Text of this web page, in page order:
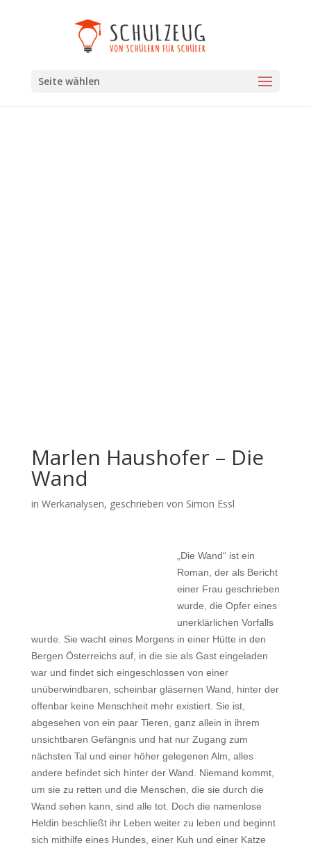
Seite wählen
Marlen Haushofer – Die
Wand
in Werkanalysen, geschrieben von Simon Essl
„Die Wand“ ist ein
Roman, der als Bericht
einer Frau geschrieben
wurde, die Opfer eines
unerklärlichen Vorfalls
wurde. Sie wacht eines Morgens in einer Hütte in den
Bergen Österreichs auf, in die sie als Gast eingeladen
war und findet sich eingeschlossen von einer
unüberwindbaren, scheinbar gläsernen Wand, hinter der
offenbar keine Menschheit mehr existiert. Sie ist,
abgesehen von ein paar Tieren, ganz allein in ihrem
unsichtbaren Gefängnis und hat nur Zugang zum
nächsten Tal und einer höher gelegenen Alm, alles
andere befindet sich hinter der Wand. Niemand kommt,
um sie zu retten und die Menschen, die sie durch die
Wand sehen kann, sind alle tot. Doch die namenlose
Heldin beschließt ihr Leben weiter zu leben und beginnt
sich mithilfe eines Hundes, einer Kuh und einer Katze